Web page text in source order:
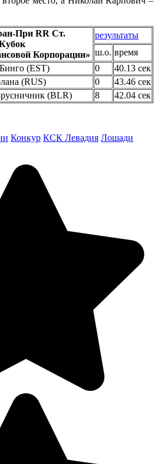
При RR Ст.
Корпорации»
результаты
ш.о. время
(EST)
0
40.13 сек
(RUS)
0
43.46 сек
(BLR)
8 42.04 сек
Конкур КСК Левадия Лошади